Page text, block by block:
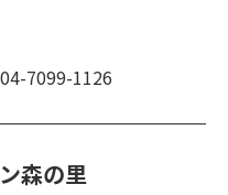
7099-1126
森の里